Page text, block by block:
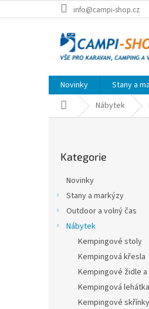
na
info@campi-shop.cz
Novinky Stany a
Domů Nábytek
kategorie
Kategorie
Novinky
Stany a markýzy
Outdoor a volný čas
Nábytek
Kempingové stoly
Kempingová křesla
Kempingové židle
Kempingová lehátka
Kempingové skřínky